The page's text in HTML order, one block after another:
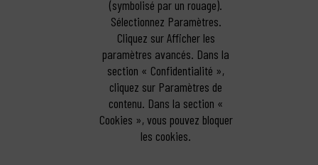
(symbolisé par un rouage).
Sélectionnez Paramètres.
Cliquez sur Afficher les
paramètres avancés. Dans la
section « Confidentialité »,
cliquez sur Paramètres de
contenu. Dans la section «
Cookies », vous pouvez bloquer
les cookies.